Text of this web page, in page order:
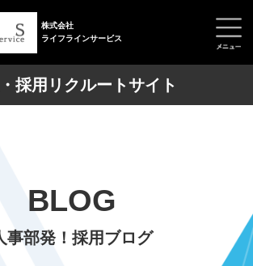
株式会社
ライフラインサービス
採用リクルートサイト
BLOG
事部発！採用ブログ